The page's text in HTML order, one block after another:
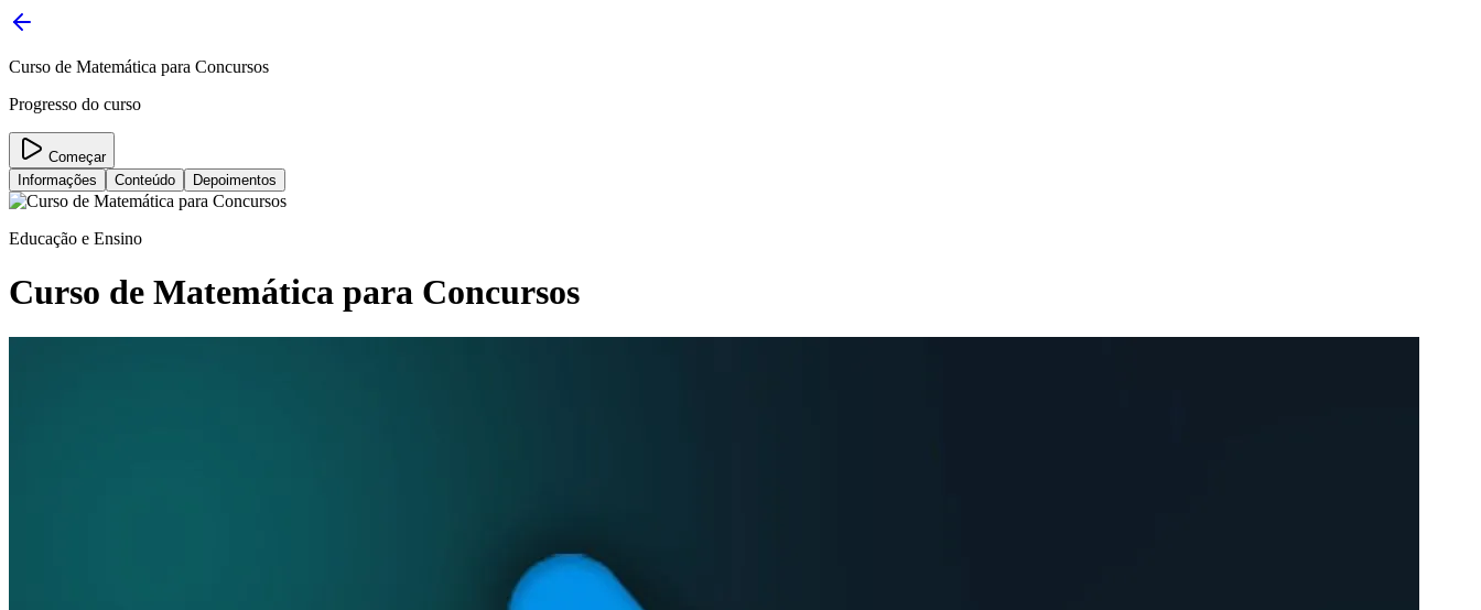
Curso de Matemática para Concursos
Progresso do curso
Começar
Informações
Conteúdo Depoimentos
Educação e Ensino
Curso de Matemática para Concursos